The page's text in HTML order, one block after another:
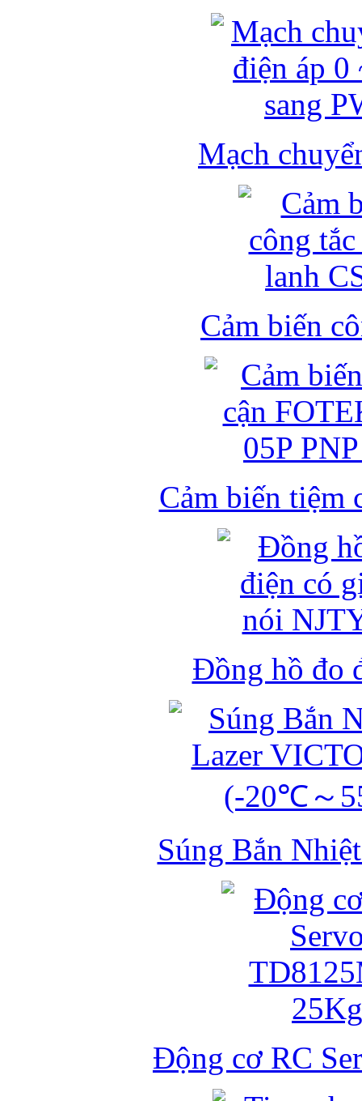
Mạch
Cảm biến
Cảm biến tiệm
Đồng hồ đo
Súng Bắn
Động cơ RC